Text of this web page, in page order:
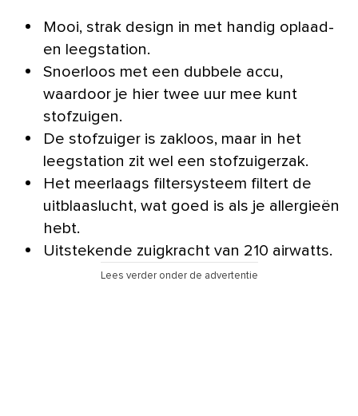
Mooi, strak design in met handig oplaad-
en leegstation.
Snoerloos met een dubbele accu,
waardoor je hier twee uur mee kunt
stofzuigen.
De stofzuiger is zakloos, maar in het
leegstation zit wel een stofzuigerzak.
Het meerlaags filtersysteem filtert de
uitblaaslucht, wat goed is als je allergieën
hebt.
Uitstekende zuigkracht van 210 airwatts.
Lees verder onder de advertentie